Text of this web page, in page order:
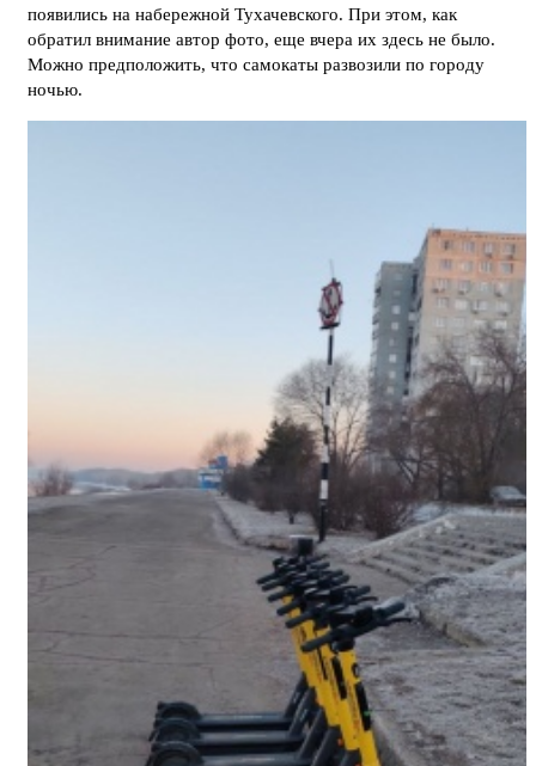
появились на набережной Тухачевского. При этом, как
обратил внимание автор фото, еще вчера их здесь не было.
Можно предположить, что самокаты развозили по городу
ночью.